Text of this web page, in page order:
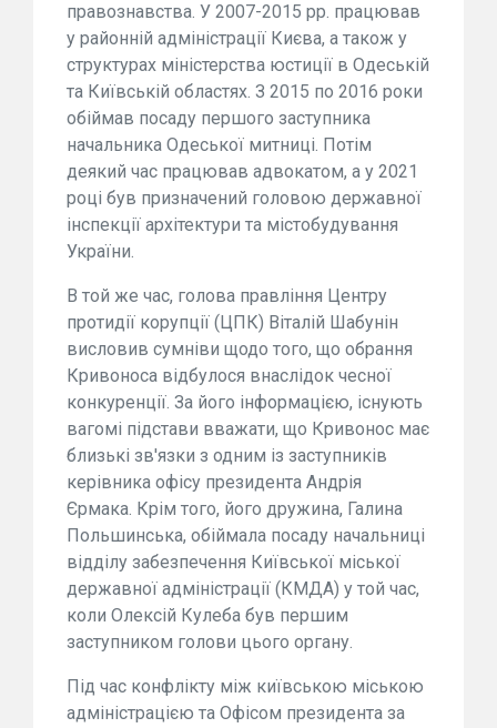
правознавства. У 2007-2015 рр. працював
у районній адміністрації Києва, а також у
структурах міністерства юстиції в Одеській
та Київській областях. З 2015 по 2016 роки
обіймав посаду першого заступника
начальника Одеської митниці. Потім
деякий час працював адвокатом, а у 2021
році був призначений головою державної
інспекції архітектури та містобудування
України.
В той же час, голова правління Центру
протидії корупції (ЦПК) Віталій Шабунін
висловив сумніви щодо того, що обрання
Кривоноса відбулося внаслідок чесної
конкуренції. За його інформацією, існують
вагомі підстави вважати, що Кривонос має
близькі зв'язки з одним із заступників
керівника офісу президента Андрія
Єрмака. Крім того, його дружина, Галина
Польшинська, обіймала посаду начальниці
відділу забезпечення Київської міської
державної адміністрації (КМДА) у той час,
коли Олексій Кулеба був першим
заступником голови цього органу.
Під час конфлікту між київською міською
адміністрацією та Офісом президента за